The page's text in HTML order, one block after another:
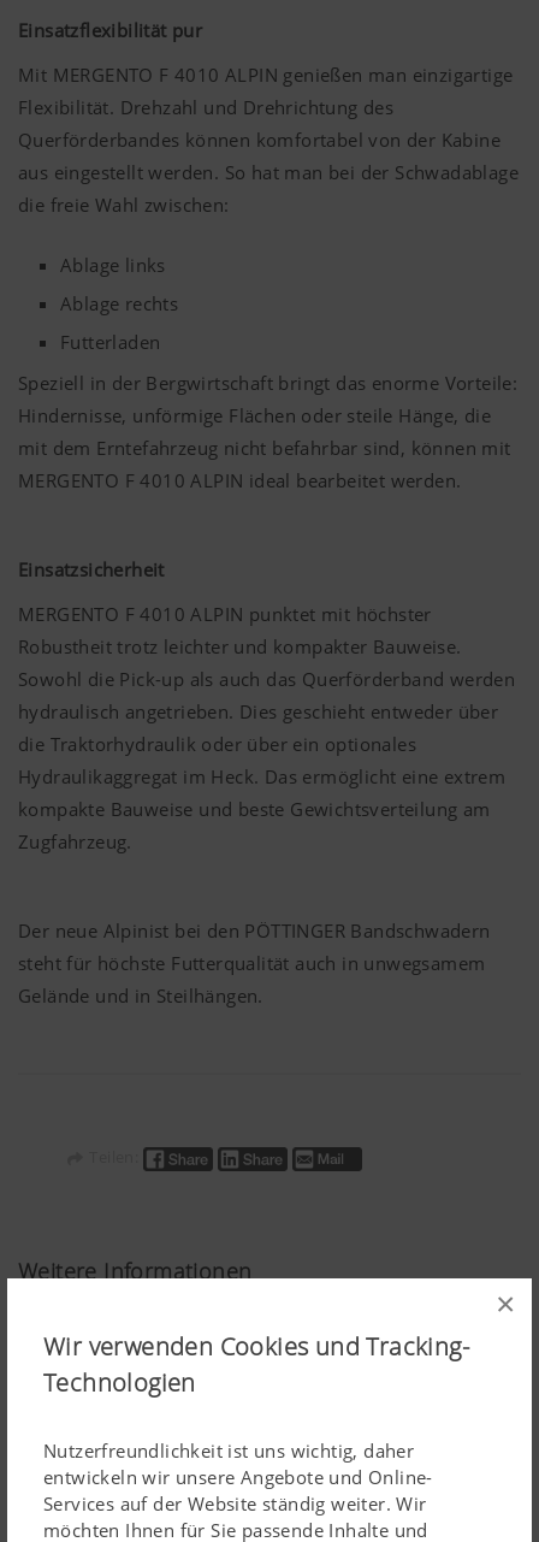
×
Wir verwenden Cookies und Tracking-
Technologien
Nutzerfreundlichkeit ist uns wichtig, daher
entwickeln wir unsere Angebote und Online-
Services auf der Website ständig weiter. Wir
möchten Ihnen für Sie passende Inhalte und
Einsatzflexibilität pur
Mit MERGENTO F 4010 ALPIN genießen man einzigartige
Flexibilität. Drehzahl und Drehrichtung des
Querförderbandes können komfortabel von der Kabine
aus eingestellt werden. So hat man bei der Schwadablage
die freie Wahl zwischen:
Ablage links
Ablage rechts
Futterladen
Speziell in der Bergwirtschaft bringt das enorme Vorteile:
Hindernisse, unförmige Flächen oder steile Hänge, die
mit dem Erntefahrzeug nicht befahrbar sind, können mit
MERGENTO F 4010 ALPIN ideal bearbeitet werden.
Einsatzsicherheit
MERGENTO F 4010 ALPIN punktet mit höchster
Robustheit trotz leichter und kompakter Bauweise.
Sowohl die Pick-up als auch das Querförderband werden
hydraulisch angetrieben. Dies geschieht entweder über
die Traktorhydraulik oder über ein optionales
Hydraulikaggregat im Heck. Das ermöglicht eine extrem
kompakte Bauweise und beste Gewichtsverteilung am
Zugfahrzeug.
Der neue Alpinist bei den PÖTTINGER Bandschwadern
steht für höchste Futterqualität auch in unwegsamem
Gelände und in Steilhängen.
Weitere Informationen